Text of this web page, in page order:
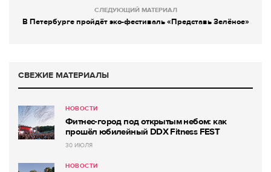
СЛЕДУЮЩИЙ МАТЕРИАЛ
В Петербурге пройдёт эко-фестиваль «Представь Зелёное»
СВЕЖИЕ МАТЕРИАЛЫ
НОВОСТИ
Фитнес-город под открытым небом: как
прошёл юбилейный DDX Fitness FEST
30 ИЮЛЯ
НОВОСТИ